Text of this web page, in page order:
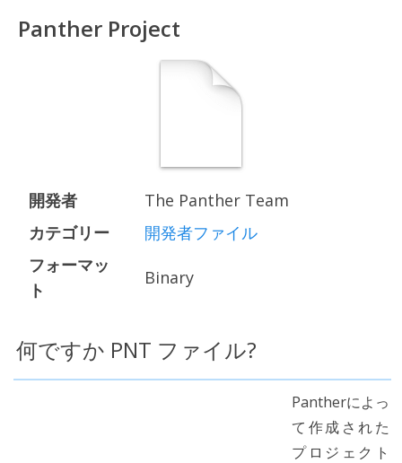
Panther Project
開発者
The Panther Team
カテゴリー
開発者ファイル
フォーマッ
ト
Binary
何ですか PNT ファイル?
Pantherによっ
て作成された
プロジェクト